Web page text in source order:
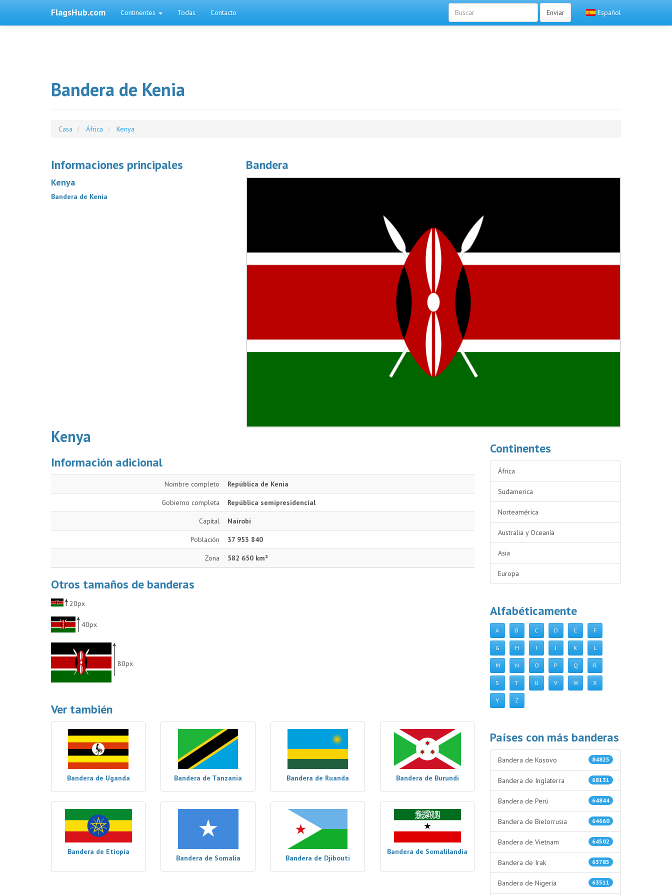
FlagsHub.com Continentes Todas Contacto Español
Enviar
Bandera de Kenia
Casa África Kenya
Informaciones principales
Kenya
Bandera de Kenia
Bandera
Kenya
Información adicional
Nombre completo República de Kenia
Gobierno completa República semipresidencial
Capital Nairobi
Población 37 953 840
Zona 582 650 km²
Otros tamaños de banderas
20px
40px
80px
Ver también
Bandera de Uganda Bandera de Tanzania Bandera de Ruanda Bandera de Burundi
Bandera de Etiopía
Bandera de Somalia Bandera de Djibouti
Bandera de Somalilandia
Continentes
África
Sudamerica
Norteamérica
Australia y Oceanía
Asia
Europa
Alfabéticamente
A B C D E F
G H I J K L
M N O P Q R
S T U V W X
Y Z
Países con más banderas
84825
Bandera de Kosovo
68131
Bandera de Inglaterra
64844
Bandera de Perú
64660
Bandera de Bielorrusia
64502
Bandera de Vietnam
63785
Bandera de Irak
63511
Bandera de Nigeria